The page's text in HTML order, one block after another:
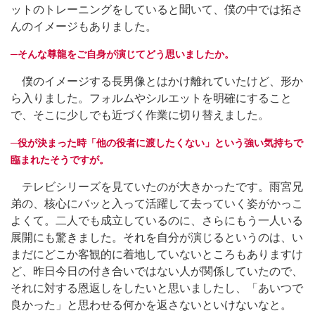
ットのトレーニングをしていると聞いて、僕の中では拓さ
んのイメージもありました。
─そんな尊龍をご自身が演じてどう思いましたか。
僕のイメージする長男像とはかけ離れていたけど、形か
ら入りました。フォルムやシルエットを明確にすること
で、そこに少しでも近づく作業に切り替えました。
─役が決まった時「他の役者に渡したくない」という強い気持ちで
臨まれたそうですが。
テレビシリーズを見ていたのが大きかったです。雨宮兄
弟の、核心にバッと入って活躍して去っていく姿がかっこ
よくて。二人でも成立しているのに、さらにもう一人いる
展開にも驚きました。それを自分が演じるというのは、い
まだにどこか客観的に着地していないところもありますけ
ど、昨日今日の付き合いではない人が関係していたので、
それに対する恩返しをしたいと思いましたし、「あいつで
良かった」と思わせる何かを返さないといけないなと。